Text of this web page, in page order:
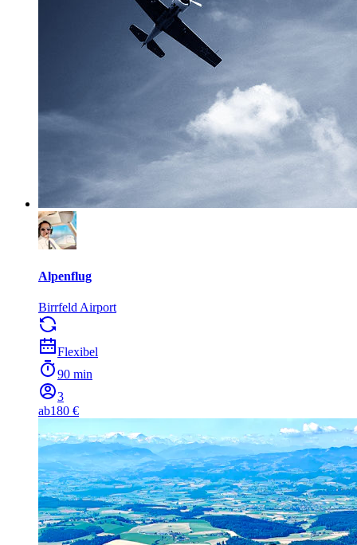
Alpenflug
Birrfeld Airport
Flexibel
90 min
3
ab180 €